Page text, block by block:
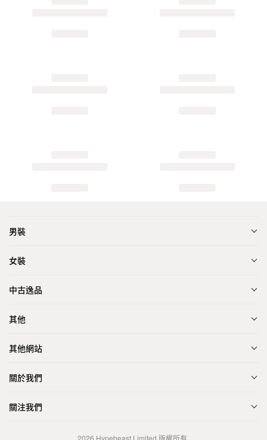
男裝
女裝
中古逸品
其他
其他網站
關於我們
關注我們
2026 Hypebeast Limited 版權所有